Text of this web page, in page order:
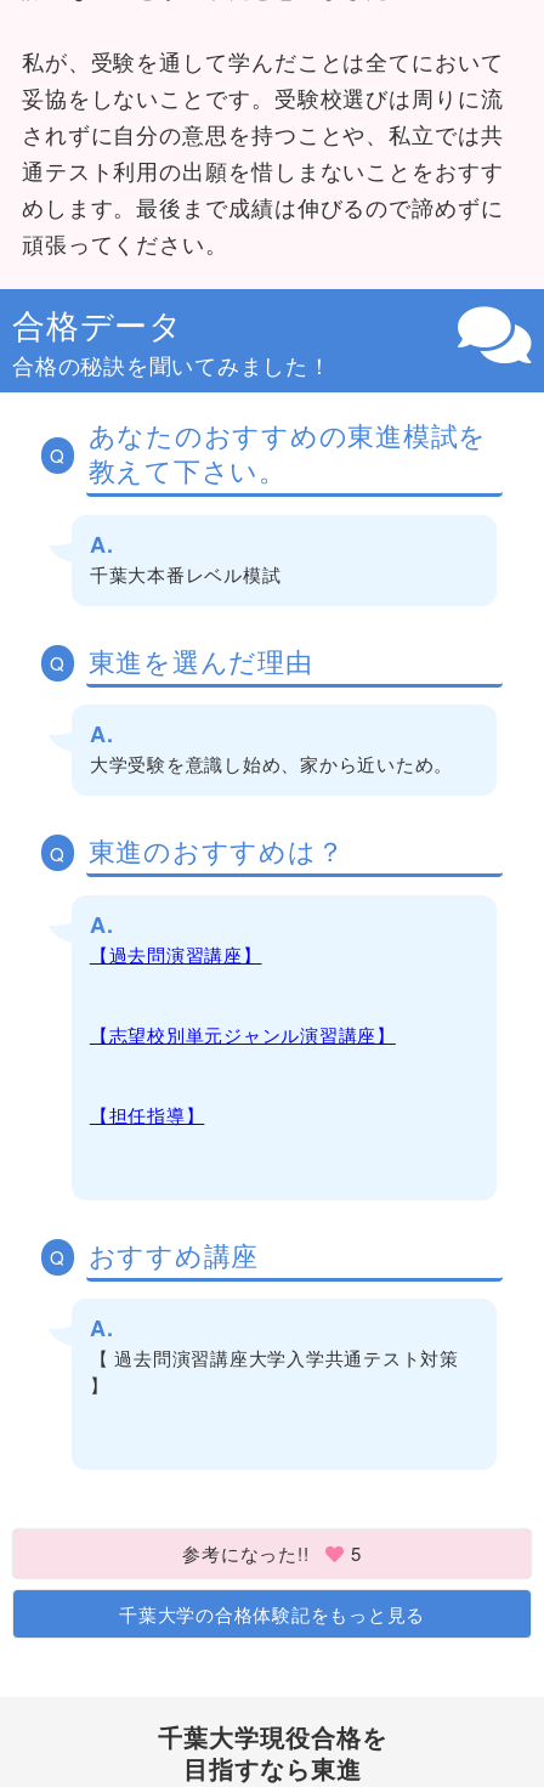
私が、受験を通して学んだことは全てにおいて
妥協をしないことです。受験校選びは周りに流
されずに自分の意思を持つことや、私立では共
通テスト利用の出願を惜しまないことをおすす
めします。最後まで成績は伸びるので諦めずに
頑張ってください。
合格データ
合格の秘訣を聞いてみました！
Q
あなたのおすすめの東進模試を
教えて下さい。
A.
千葉大本番レベル模試
Q 東進を選んだ理由
A.
大学受験を意識し始め、家から近いため。
Q 東進のおすすめは？
A.
【過去問演習講座】
【志望校別単元ジャンル演習講座】
【担任指導】
Q おすすめ講座
A.
【 過去問演習講座大学入学共通テスト対策
】
参考になった!! 5
千葉大学の合格体験記をもっと見る
千葉大学現役合格を
目指すなら東進